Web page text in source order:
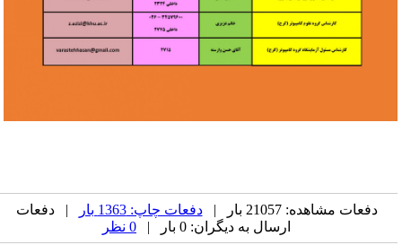
دفعات مشاهده: 21057 بار | دفعات چاپ: 1363 بار
| دفعات
ارسال به دیگران: 0 بار |